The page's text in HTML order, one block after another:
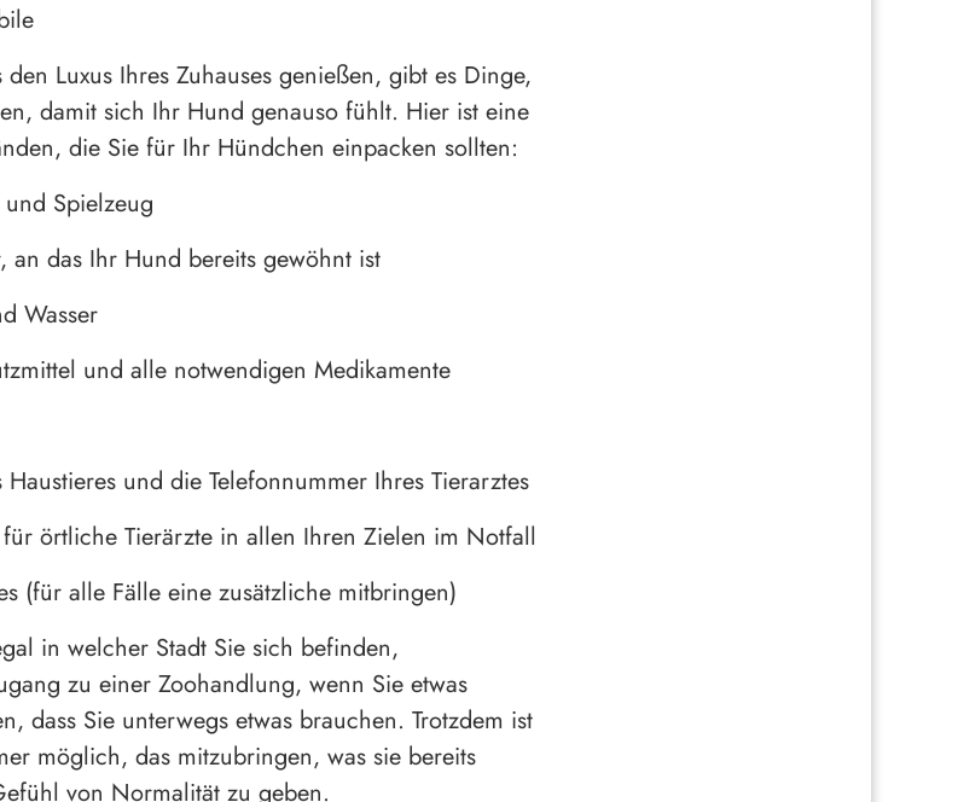
Luxus Ihres Zuhauses genießen, gibt es Dinge,
damit sich Ihr Hund genauso fühlt. Hier ist eine
die Sie für Ihr Hündchen einpacken sollten:
Spielzeug
an das Ihr Hund bereits gewöhnt ist
Wasser
und alle notwendigen Medikamente
und die Telefonnummer Ihres Tierarztes
örtliche Tierärzte in allen Ihren Zielen im Notfall
(für alle Fälle eine zusätzliche mitbringen)
in welcher Stadt Sie sich befinden,
zu einer Zoohandlung, wenn Sie etwas
dass Sie unterwegs etwas brauchen. Trotzdem ist
möglich, das mitzubringen, was sie bereits
von Normalität zu geben.